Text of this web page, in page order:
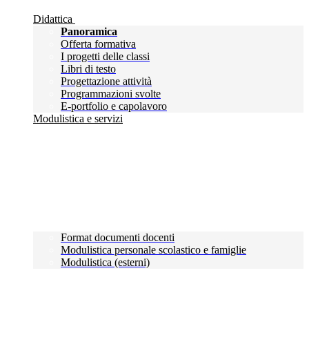
Didattica
Panoramica
Offerta formativa
I progetti delle classi
Libri di testo
Progettazione attività
Programmazioni svolte
E-portfolio e capolavoro
Modulistica e servizi
Format documenti docenti
Modulistica personale scolastico e famiglie
Modulistica (esterni)